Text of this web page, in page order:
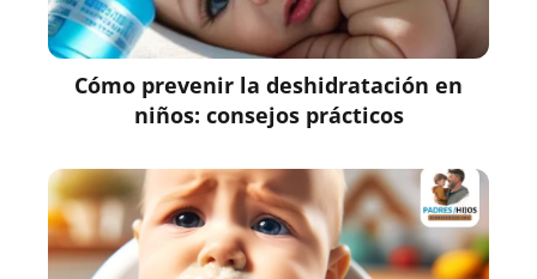
Cómo prevenir la deshidratación en
niños: consejos prácticos